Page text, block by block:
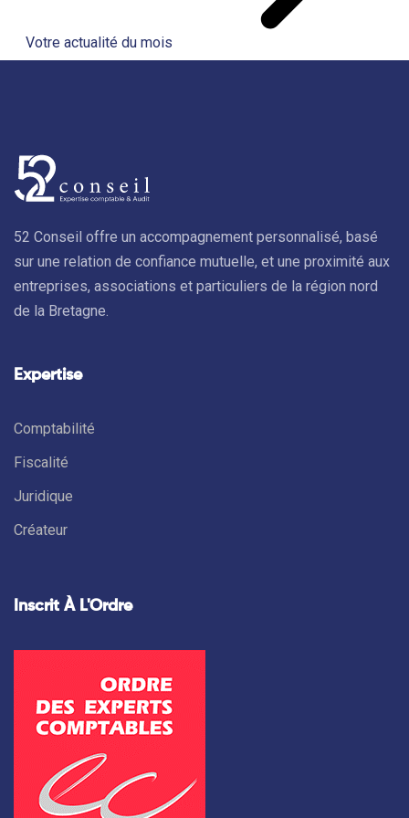
Votre actualité du mois
52 Conseil offre un accompagnement personnalisé, basé
sur une relation de confiance mutuelle, et une proximité aux
entreprises, associations et particuliers de la région nord
de la Bretagne.
Expertise
Comptabilité
Fiscalité
Juridique
Créateur
Inscrit À L'Ordre